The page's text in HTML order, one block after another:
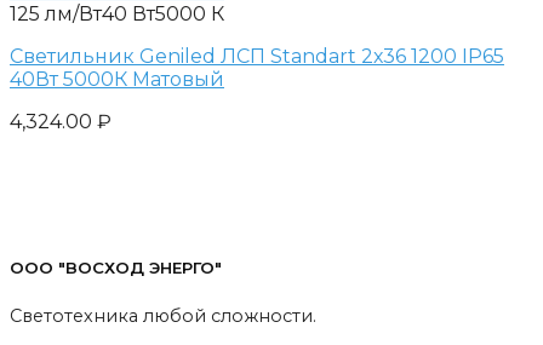
125 лм/Вт40 Вт5000 К
Светильник Geniled ЛСП Standart 2х36 1200 IP65
40Вт 5000К Матовый
4,324.00 ₽
ООО "ВОСХОД ЭНЕРГО"
Светотехника любой сложности.